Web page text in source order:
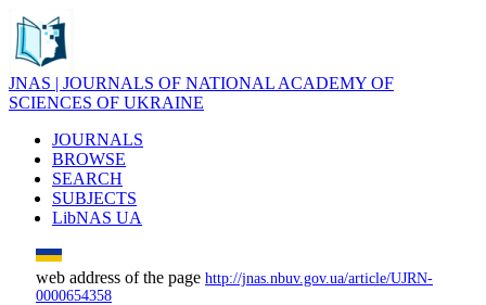
JNAS | JOURNALS OF NATIONAL ACADEMY OF
SCIENCES OF UKRAINE
JOURNALS
BROWSE
SEARCH
SUBJECTS
LibNAS UA
web address of the page http://jnas.nbuv.gov.ua/article/UJRN-
0000654358